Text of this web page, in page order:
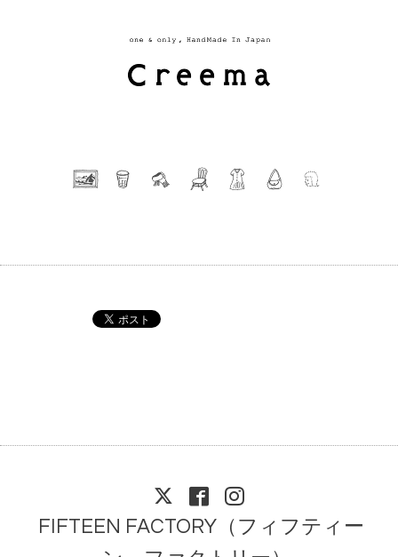
FIFTEEN FACTORY（フィフティー